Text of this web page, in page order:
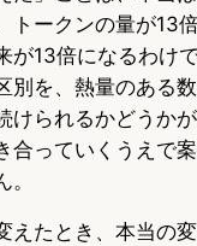
トークンの量が13
が13倍になるわけ
別を、熱量のある
けられるかどうか
合っていくうえで
えたとき、本当の